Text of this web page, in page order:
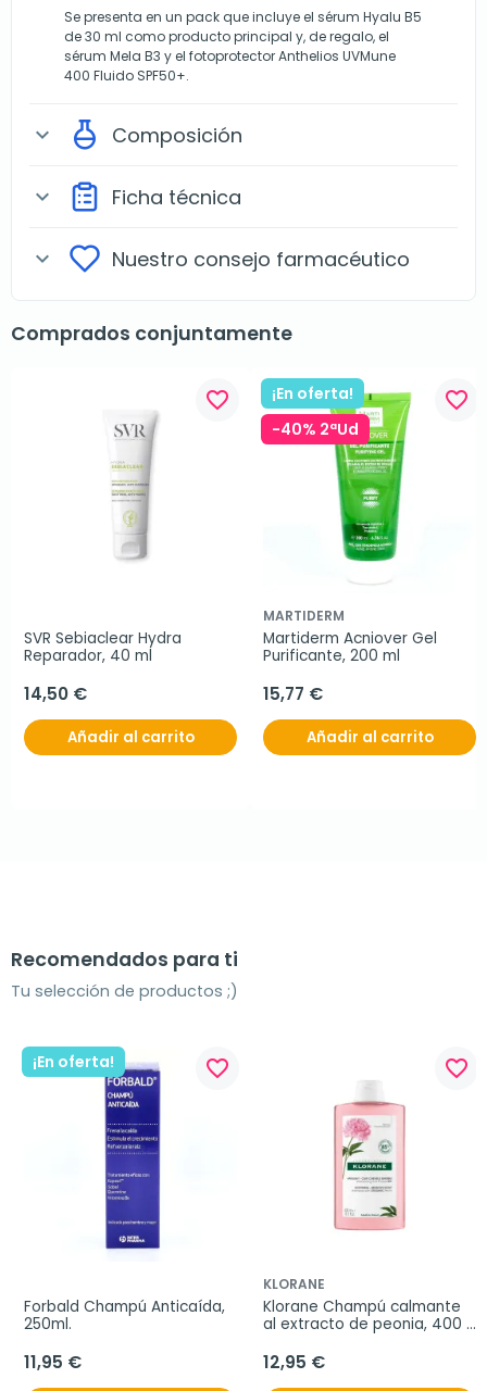
Se presenta en un pack que incluye el sérum Hyalu B5
de 30 ml como producto principal y, de regalo, el
sérum Mela B3 y el fotoprotector Anthelios UVMune
400 Fluido SPF50+.
expand_more Composición
expand_more Ficha técnica
expand_more Nuestro consejo farmacéutico
Comprados conjuntamente
favorite_border
SVR Sebiaclear Hydra
Reparador, 40 ml
14,50 €
Añadir al carrito
¡En oferta!
-40% 2ªUd
favorite_border
MARTIDERM
Martiderm Acniover Gel
Purificante, 200 ml
15,77 €
Añadir al carrito
Recomendados para ti
Tu selección de productos ;)
¡En oferta! favorite_border
Forbald Champú Anticaída,
250ml.
11,95 €
favorite_border
KLORANE
Klorane Champú calmante
al extracto de peonia, 400
12,95 €